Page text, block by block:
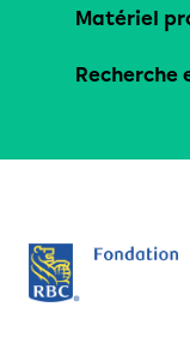
Matériel
Recherche